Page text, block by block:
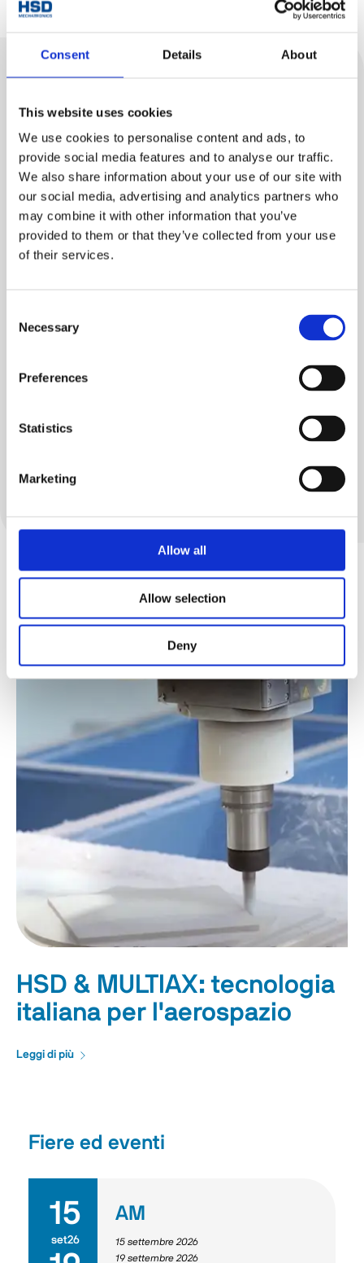
Consent Details About
This website uses cookies
We use cookies to personalise content and ads, to
provide social media features and to analyse our traffic.
We also share information about your use of our site with
our social media, advertising and analytics partners who
may combine it with other information that you’ve
provided to them or that they’ve collected from your use
of their services.
Selection
Necessary
Preferences
Statistics
Marketing
Allow all
Allow selection
Deny
Scopri
Prodotti correlati
HS675
Case History
Legno
HSD & MULTIAX: tecnologia
italiana per l'aerospazio
Leggi di più
Fiere ed eventi
15
set26
AM
15 settembre 2026
19 settembre 2026